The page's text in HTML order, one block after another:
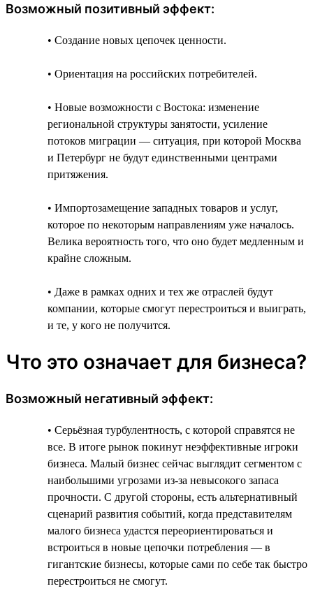
Возможный позитивный эффект:
• Создание новых цепочек ценности.
• Ориентация на российских потребителей.
• Новые возможности с Востока: изменение
региональной структуры занятости, усиление
потоков миграции — ситуация, при которой Москва
и Петербург не будут единственными центрами
притяжения.
• Импортозамещение западных товаров и услуг,
которое по некоторым направлениям уже началось.
Велика вероятность того, что оно будет медленным и
крайне сложным.
• Даже в рамках одних и тех же отраслей будут
компании, которые смогут перестроиться и выиграть,
и те, у кого не получится.
Что это означает для бизнеса?
Возможный негативный эффект:
• Серьёзная турбулентность, с которой справятся не
все. В итоге рынок покинут неэффективные игроки
бизнеса. Малый бизнес сейчас выглядит сегментом с
наибольшими угрозами из-за невысокого запаса
прочности. С другой стороны, есть альтернативный
сценарий развития событий, когда представителям
малого бизнеса удастся переориентироваться и
встроиться в новые цепочки потребления — в
гигантские бизнесы, которые сами по себе так быстро
перестроиться не смогут.